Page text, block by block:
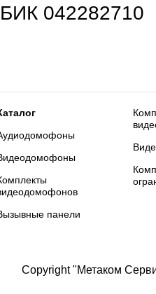
БИК 042282710
панели
Copyright "Метаком